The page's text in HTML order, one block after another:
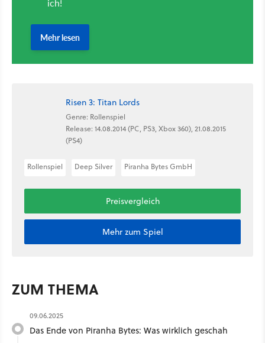
Risen 3: Titan Lords
Genre: Rollenspiel
Release: 14.08.2014 (PC, PS3, Xbox 360), 21.08.2015
(PS4)
Rollenspiel Deep Silver Piranha Bytes GmbH
Preisvergleich
Mehr zum Spiel
ZUM THEMA
09.06.2025
Das Ende von Piranha Bytes: Was wirklich geschah